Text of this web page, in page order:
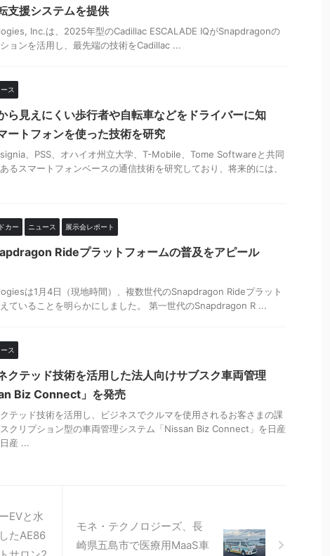
支援システムを提供
Inc.は、2025年型のCadillac ESCALADE IQがSnapdragonの
ョンを活用し、最先端の技術をCadillac ...
ス
ら見えにくい歩行者や自転車などをドライバーに知
ートフォンを使った技術を研究
、PSS、オハイオ州立大学、T-Mobile、Tome Softwareと共同
るスマートフォンベースの通信技術を研究しており、将来的には、
カー ニュース 展示会レポート
Rideプラットフォームの普及をアピール
は1月4日（現地時間）、複数世代のSnapdragon Rideプラット
ていることを明らかにしました。 第一世代のSnapdragon R ...
ス
クテッド技術を活用した法人向けサブスク車両管理
Biz Connect」を発売
テッド技術を活用し、ビジネスでクルマを使用されるお客さまの課
クリプション型の車両管理システム「Nissan Biz Connect」を日産
産 ...
EVと水
たAE86
モネ・テクノロジーズ、長
崎県五島市で医療用MaaS車